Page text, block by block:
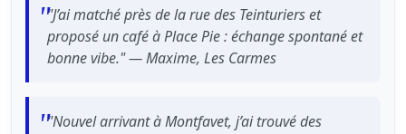
"J’ai matché près de la rue des Teinturiers et
proposé un café à Place Pie : échange spontané et
bonne vibe." — Maxime, Les Carmes
"Nouvel arrivant à Montfavet, j’ai trouvé des